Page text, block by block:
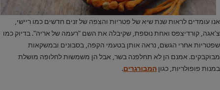
אנו עומדים לראות שנת שיא של פטריות והצפה של זנים חדשים כמו ריישי,
צ'אגה, קורדיצפס ואחת נוספת, שקיבלה את השם "רעמה של אריה". בדיוק כמו
שפטריות אחרי הגשם, נראה אותן בטעמי הקפה, בסבונים ובמשקאות
מבוקבקים. אמנם הן לא תחלפנה בשר, אבל הן משמשות לחלופה מושלת
במנות פופולריות, כגון המבורגרים.